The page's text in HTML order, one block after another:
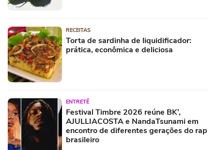
RECEITAS
Torta de sardinha de liquidificador:
prática, econômica e deliciosa
ENTRETÊ
Festival Timbre 2026 reúne BK’,
AJULLIACOSTA e NandaTsunami em
encontro de diferentes gerações do rap
brasileiro